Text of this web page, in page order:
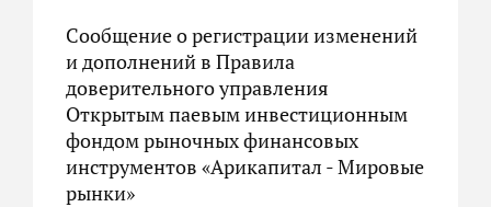
Сообщение о регистрации изменений
и дополнений в Правила
доверительного управления
Открытым паевым инвестиционным
фондом рыночных финансовых
инструментов «Арикапитал - Мировые
рынки»